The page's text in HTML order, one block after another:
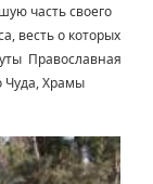
часть своего
весть о которых
Православная
Чуда, Храмы